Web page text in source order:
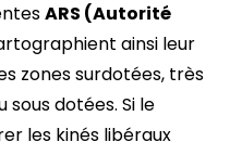
ARS (Autorité
ainsi leur
zones surdotées, très
dotées. Si le
les kinés libéraux